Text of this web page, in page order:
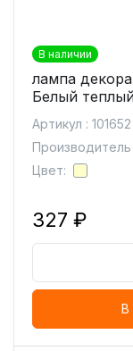
В наличии
лампа
Белый
Артикул : 101652
Производитель
Цвет:
327 ₽
В